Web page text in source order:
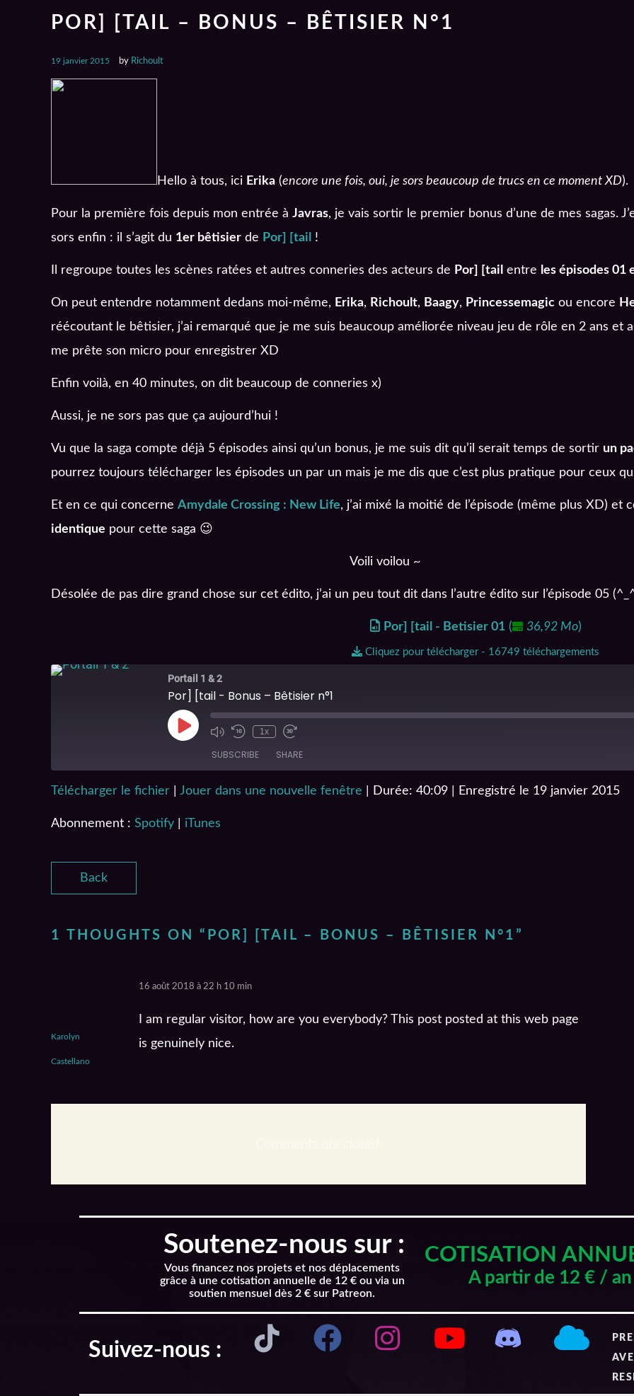
POR] [TAIL – BONUS – BÊTISIER N°1
19 janvier 2015 by Richoult
Hello à tous, ici Erika (encore une fois, oui, je sors beaucoup de trucs en ce moment XD).
Pour la première fois depuis mon entrée à Javras, je vais sortir le premier bonus d’une de mes sagas.
sors enfin : il s’agit du 1er bêtisier de Por] [tail !
Il regroupe toutes les scènes ratées et autres conneries des acteurs de Por] [tail entre les épisodes 01
On peut entendre notamment dedans moi-même, Erika, Richoult, Baagy, Princessemagic ou encore
réécoutant le bêtisier, j’ai remarqué que je me suis beaucoup améliorée niveau jeu de rôle en 2 ans et
me prête son micro pour enregistrer XD
Enfin voilà, en 40 minutes, on dit beaucoup de conneries x)
Aussi, je ne sors pas que ça aujourd’hui !
Vu que la saga compte déjà 5 épisodes ainsi qu’un bonus, je me suis dit qu’il serait temps de sortir un
pourrez toujours télécharger les épisodes un par un mais je me dis que c’est plus pratique pour ceux
Et en ce qui concerne Amydale Crossing : New Life, j’ai mixé la moitié de l’épisode (même plus XD) et
identique pour cette saga 😉
Voili voilou ~
Désolée de pas dire grand chose sur cet édito, j’ai un peu tout dit dans l’autre édito sur l’épisode 05
Por] [tail - Betisier 01( 36,92 Mo)
Cliquez pour télécharger - 16749 téléchargements
Portail 1 & 2
Por] [tail - Bonus – Bêtisier n°1
1x
SUBSCRIBE SHARE
Spotify iTunes
RSS FEED
SHARE
LINK
Télécharger le fichier Jouer dans une nouvelle fenêtre Durée: 40:09 Enregistré le 19 janvier 2015
Abonnement : Spotify iTunes
Back
1 THOUGHTS ON “ POR] [TAIL – BONUS – BÊTISIER N°1 ”
Karolyn
Castellano
16 août 2018 à 22 h 10 min
I am regular visitor, how are you everybody? This post posted at this web page
is genuinely nice.
Soutenez-nous sur :
Vous financez nos projets et nos déplacements
grâce à une cotisation annuelle de 12 € ou via un
soutien mensuel dès 2 € sur Patreon.
COTISATION
A partir de 12 € / an
Suivez-nous :